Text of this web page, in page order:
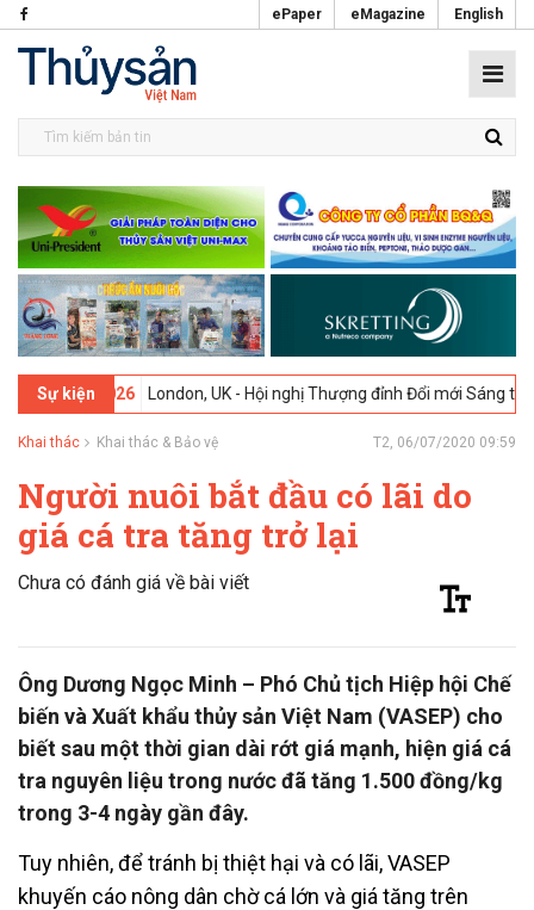
ePaper eMagazine English
Sự kiện
02-2026 London, UK - Hội nghị Thượng đỉnh Đổi mới Sáng tạo trong
Khai thác Khai thác & Bảo vệ T2, 06/07/2020 09:59
Người nuôi bắt đầu có lãi do
giá cá tra tăng trở lại
Chưa có đánh giá về bài viết
Ông Dương Ngọc Minh – Phó Chủ tịch Hiệp hội Chế
biến và Xuất khẩu thủy sản Việt Nam (VASEP) cho
biết sau một thời gian dài rớt giá mạnh, hiện giá cá
tra nguyên liệu trong nước đã tăng 1.500 đồng/kg
trong 3-4 ngày gần đây.
Tuy nhiên, để tránh bị thiệt hại và có lãi, VASEP
khuyến cáo nông dân chờ cá lớn và giá tăng trên